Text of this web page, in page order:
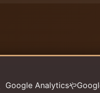
Google Analyticsや